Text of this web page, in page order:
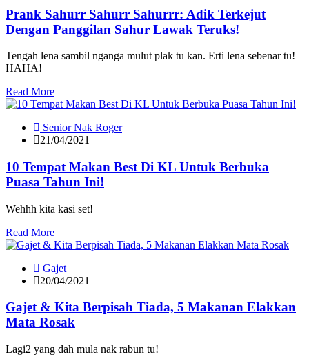
Prank Sahurr Sahurr Sahurrr: Adik Terkejut
Dengan Panggilan Sahur Lawak Teruks!
Tengah lena sambil nganga mulut plak tu kan. Erti lena sebenar tu!
HAHA!
Read More
Senior Nak Roger
21/04/2021
10 Tempat Makan Best Di KL Untuk Berbuka
Puasa Tahun Ini!
Wehhh kita kasi set!
Read More
Gajet
20/04/2021
Gajet & Kita Berpisah Tiada, 5 Makanan Elakkan
Mata Rosak
Lagi2 yang dah mula nak rabun tu!